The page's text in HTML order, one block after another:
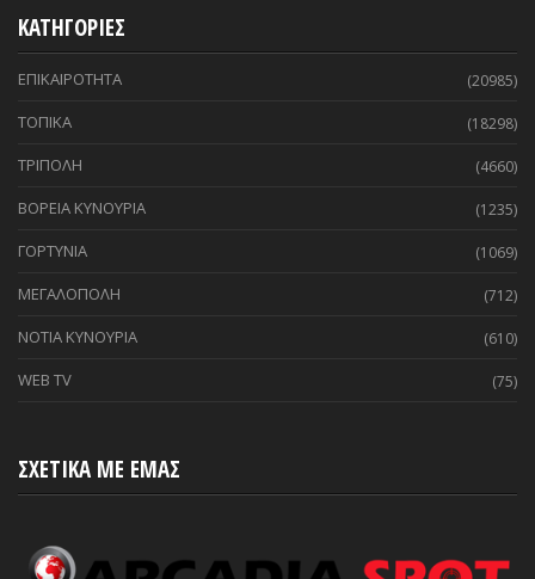
ΚΑΤΗΓΟΡΙΕΣ
ΕΠΙΚΑΙΡΟΤΗΤΑ (20985)
ΤΟΠΙΚΑ (18298)
ΤΡΙΠΟΛΗ (4660)
ΒΟΡΕΙΑ ΚΥΝΟΥΡΙΑ (1235)
ΓΟΡΤΥΝΙΑ (1069)
ΜΕΓΑΛΟΠΟΛΗ (712)
ΝΟΤΙΑ ΚΥΝΟΥΡΙΑ (610)
WEB TV (75)
ΣΧΕΤΙΚΑ ΜΕ ΕΜΑΣ